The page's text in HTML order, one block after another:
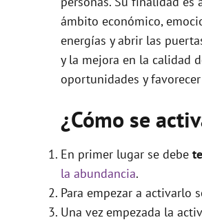
ámbito económico,
energías y abrir las
y la mejora en la calidad
oportunidades y
¿Cómo se
En primer lugar se debe
la abundancia.
Para empezar a activarlo
Una vez empezada la